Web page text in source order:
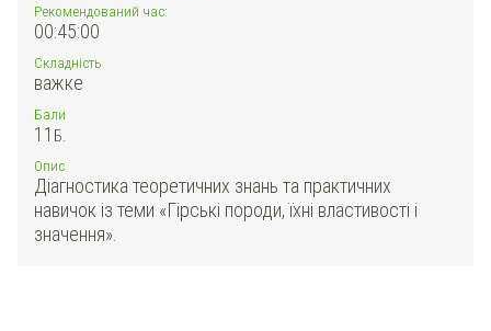
Рекомендований час:
00:45:00
Складність
важке
Бали
11 Б.
Опис
Діагностика теоретичних знань та практичних
навичок із теми «Гірські породи, їхні властивості і
значення».